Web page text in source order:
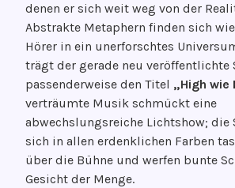
denen er sich weit weg von der
Abstrakte Metaphern finden sich
Hörer in ein unerforschtes
trägt der gerade neu veröffentlichte
passenderweise den Titel „High wie
verträumte Musik schmückt eine
abwechslungsreiche Lichtshow; die
sich in allen erdenklichen Farben
über die Bühne und werfen bunte
Gesicht der Menge.